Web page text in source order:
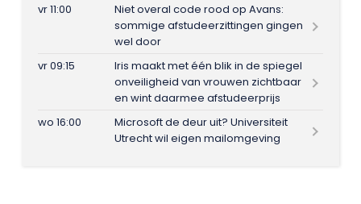
vr 11:00
Niet overal code rood op Avans:
sommige afstudeerzittingen gingen
wel door
vr 09:15
Iris maakt met één blik in de spiegel
onveiligheid van vrouwen zichtbaar
en wint daarmee afstudeerprijs
wo 16:00
Microsoft de deur uit? Universiteit
Utrecht wil eigen mailomgeving